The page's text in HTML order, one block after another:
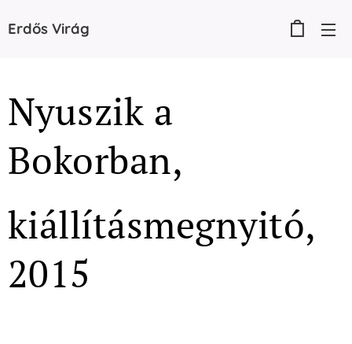
Erdős Virág
Nyuszik a
Bokorban,
kiállításmegnyitó,
2015